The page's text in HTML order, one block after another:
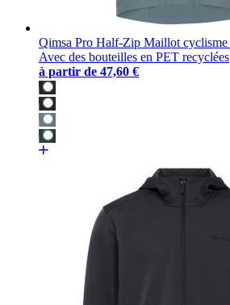
Qimsa Pro Half-Zip Maillot cyclisme
Avec des bouteilles en PET recyclées
à partir de 47,60 €